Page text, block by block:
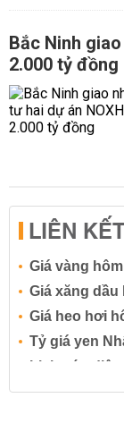
Bắc Ninh
2.000 tỷ đồng
LIÊN
Giá vàng
Giá xăng dầu
Giá heo hơi
Tỷ giá yen
Lịch cúp điện
Lãi suất tiết